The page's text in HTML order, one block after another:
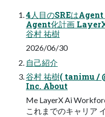
4人目のSREは
Agent化計画
谷村 祐樹
2026/06/30
自己紹介
谷村 祐樹( tanimu
Inc. About
Me LayerX Ai
これまでのキャリア